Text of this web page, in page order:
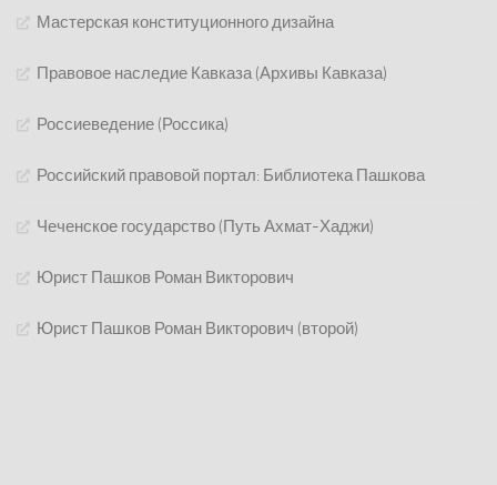
Мастерская конституционного дизайна
Правовое наследие Кавказа (Архивы Кавказа)
Россиеведение (Россика)
Российский правовой портал: Библиотека Пашкова
Чеченское государство (Путь Ахмат-Хаджи)
Юрист Пашков Роман Викторович
Юрист Пашков Роман Викторович (второй)